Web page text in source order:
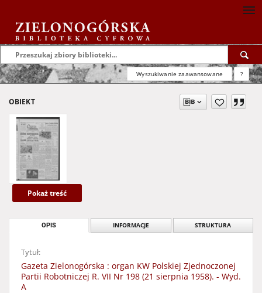
Wyszukiwanie zaawansowane ?
OBIEKT
Pokaż treść
OPIS INFORMACJE STRUKTURA
Tytuł:
Gazeta Zielonogórska : organ KW Polskiej Zjednoczonej
Partii Robotniczej R. VII Nr 198 (21 sierpnia 1958). - Wyd.
A